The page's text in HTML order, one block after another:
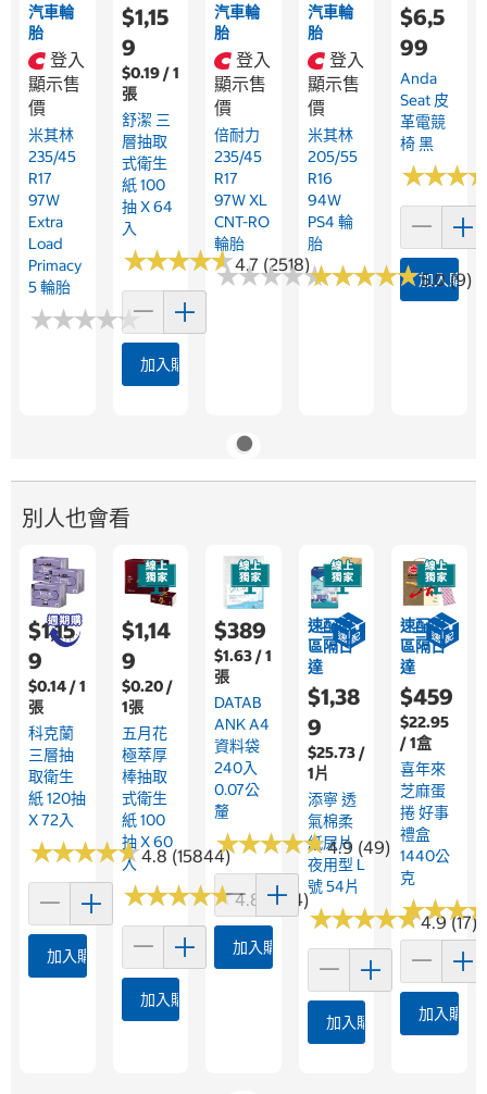
汽車輪
胎
登入
顯示售
價
米其林
235/45
R17
97W
Extra
Load
Primacy
5 輪胎
★★★★★
★★★★★
$1,15
9
$0.19 / 1
張
舒潔 三
層抽取
式衛生
紙 100
抽 X 64
入
★★★★★
★★★★★4.7 (2518)
加入購物車
汽車輪
胎
登入
顯示售
價
倍耐力
235/45
R17
97W XL
CNT-RO
輪胎
★★★★★
★★★★★
汽車輪
胎
登入
顯示售
價
米其林
205/55
R16
94W
PS4 輪
胎
★★★★★
★★★★★5.0 (9)
$6,5
99
Anda
Seat 皮
革電競
椅 黑
★★★
★★★
加入購物
別人也會看
$1,15
9
$0.14 / 1
張
科克蘭
三層抽
取衛生
紙 120抽
X 72入
★★★★★
★★★★★4.8 (15844)
加入購物車
$1,14
9
$0.20 /
1張
五月花
極萃厚
棒抽取
式衛生
紙 100
抽 X 60
入
★★★★★
★★★★★4.8 (964)
加入購物車
$389
$1.63 / 1
張
DATAB
ANK A4
資料袋
240入
0.07公
釐
★★★★★
★★★★★4.9 (49)
加入購物車
速配限
區隔日
達
$1,38
9
$25.73 /
1片
添寧 透
氣棉柔
紙尿片
夜用型 L
號 54片
★★★★★
★★★★★4.9 (17)
加入購物車
速配限
區隔日
達
$459
$22.95
/ 1盒
喜年來
芝麻蛋
捲 好事
禮盒
1440公
克
★★★
★★★
加入購物